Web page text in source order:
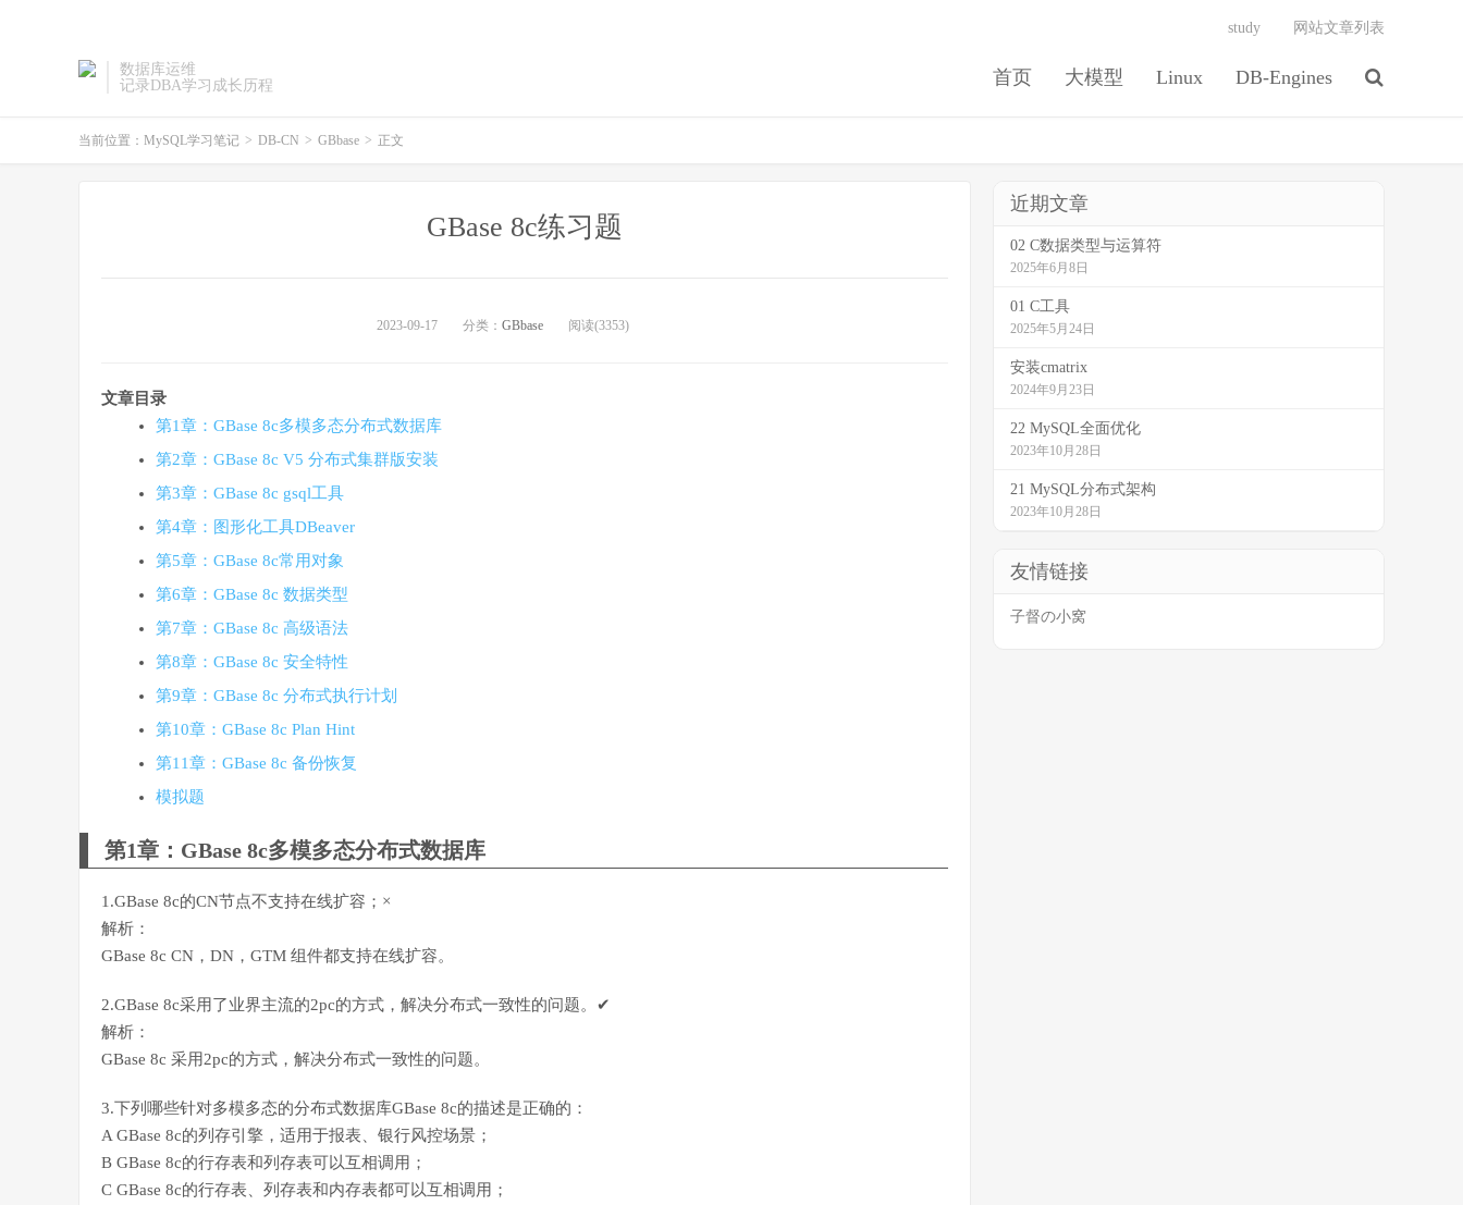
数据库运维
记录DBA学习成长历程
首页 大模型 Linux DB-Engines
study 网站文章列表
当前位置： MySQL学习笔记 > DB-CN > GBbase > 正文
GBase 8c练习题
2023-09-17 分类： GBbase 阅读(3353)
文章目录
第1章：GBase 8c多模多态分布式数据库
第2章：GBase 8c V5 分布式集群版安装
第3章：GBase 8c gsql工具
第4章：图形化工具DBeaver
第5章：GBase 8c常用对象
第6章：GBase 8c 数据类型
第7章：GBase 8c 高级语法
第8章：GBase 8c 安全特性
第9章：GBase 8c 分布式执行计划
第10章：GBase 8c Plan Hint
第11章：GBase 8c 备份恢复
模拟题
第1章：GBase 8c多模多态分布式数据库
1.GBase 8c的CN节点不支持在线扩容；×
解析：
GBase 8c CN，DN，GTM 组件都支持在线扩容。
2.GBase 8c采用了业界主流的2pc的方式，解决分布式一致性的问题。✔
解析：
GBase 8c 采用2pc的方式，解决分布式一致性的问题。
3.下列哪些针对多模多态的分布式数据库GBase 8c的描述是正确的：
A GBase 8c的列存引擎，适用于报表、银行风控场景；
B GBase 8c的行存表和列存表可以互相调用；
C GBase 8c的行存表、列存表和内存表都可以互相调用；
近期文章
02 C数据类型与运算符
2025年6月8日
01 C工具
2025年5月24日
安装cmatrix
2024年9月23日
22 MySQL全面优化
2023年10月28日
21 MySQL分布式架构
2023年10月28日
友情链接
子督の小窝